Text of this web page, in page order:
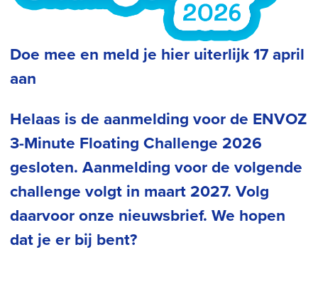
Doe mee en meld je hier uiterlijk 17 april
aan
Helaas is de aanmelding voor de ENVOZ
3-Minute Floating Challenge 2026
gesloten. Aanmelding voor de volgende
challenge volgt in maart 2027. Volg
daarvoor onze nieuwsbrief. We hopen
dat je er bij bent?